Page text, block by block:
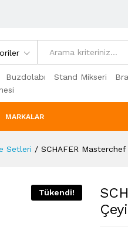
Buzdolabı Stand Mikseri
MARKALAR
Setleri / SCHAFER
Tükendi!